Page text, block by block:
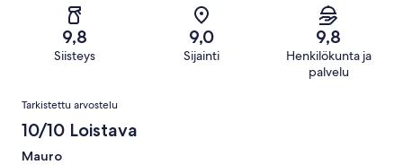
arvostelua
arvostelua
arvostelua
9,8
Siisteys
9,0
Sijainti
9,8
Henkilökunta ja
palvelu
Arvostelut
Tarkistettu arvostelu
10/10 Loistava
Mauro